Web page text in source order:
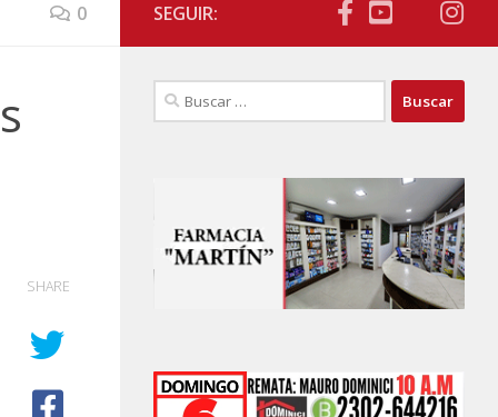
0
SHARE
SEGUIR:
Buscar: